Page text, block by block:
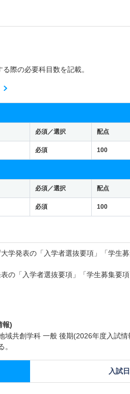
際の必要科目数を記載。
必須／選択 配点
必須 100
必須／選択 配点
必須 100
学発表の「入学者選抜要項」「学生
の「入学者選抜要項」「学生募集要
報)
共創学科 一般 後期(2026年度入試情
入試